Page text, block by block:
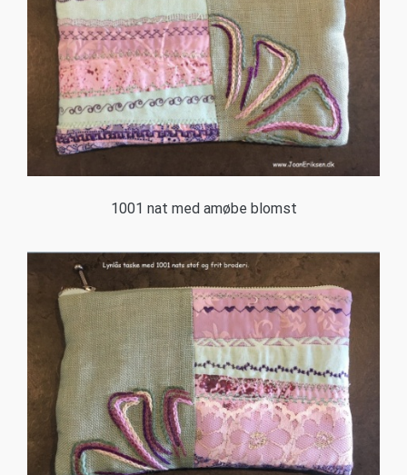
1001 nat med amøbe blomst